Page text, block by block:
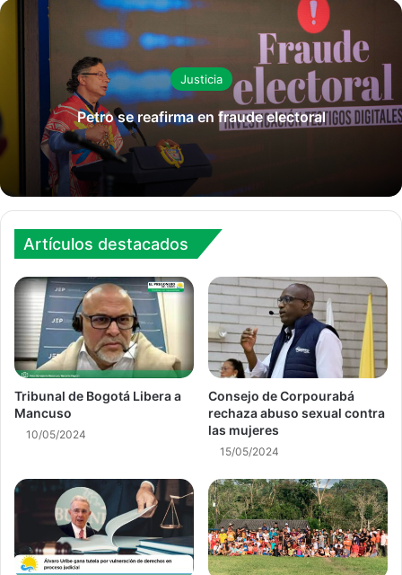
Justicia
Petro se reafirma en fraude electoral
Artículos destacados
Tribunal de Bogotá Libera a
Mancuso
10/05/2024
Consejo de Corpourabá
rechaza abuso sexual contra
las mujeres
15/05/2024